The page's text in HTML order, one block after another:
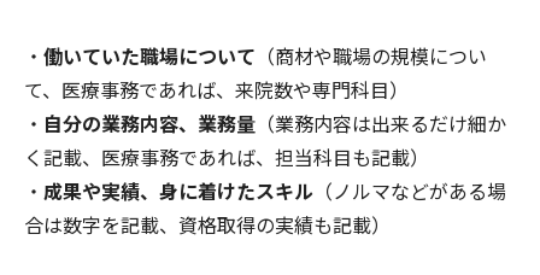
・ 働いていた職場について （商材や職場の規模につい
て、医療事務であれば、来院数や専門科目）
・ 自分の業務内容、業務量 （業務内容は出来るだけ細か
く記載、医療事務であれば、担当科目も記載）
・ 成果や実績、身に着けたスキル （ノルマなどがある場
合は数字を記載、資格取得の実績も記載）